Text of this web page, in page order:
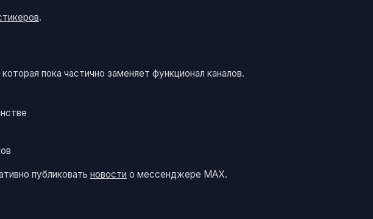
.
пока частично заменяет функционал каналов.
публиковать новости о мессенджере MAX.